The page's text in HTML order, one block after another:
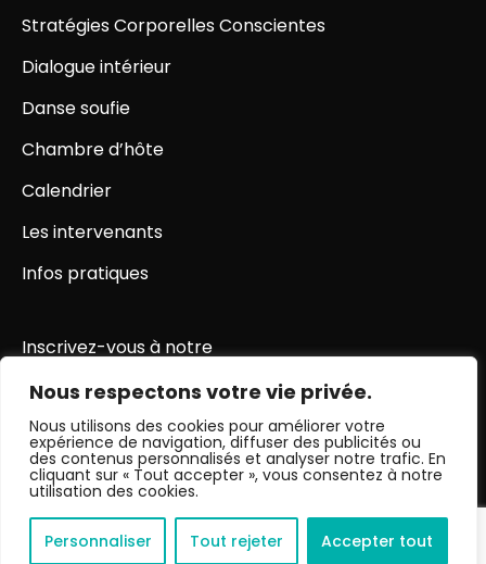
Nous respectons votre vie privée.
Nous utilisons des cookies pour améliorer votre
expérience de navigation, diffuser des publicités ou
des contenus personnalisés et analyser notre trafic. En
cliquant sur « Tout accepter », vous consentez à notre
utilisation des cookies.
Personnaliser Tout rejeter Accepter tout
Stratégies Corporelles Conscientes
Dialogue intérieur
Danse soufie
Chambre d’hôte
Calendrier
Les intervenants
Infos pratiques
Inscrivez-vous à notre